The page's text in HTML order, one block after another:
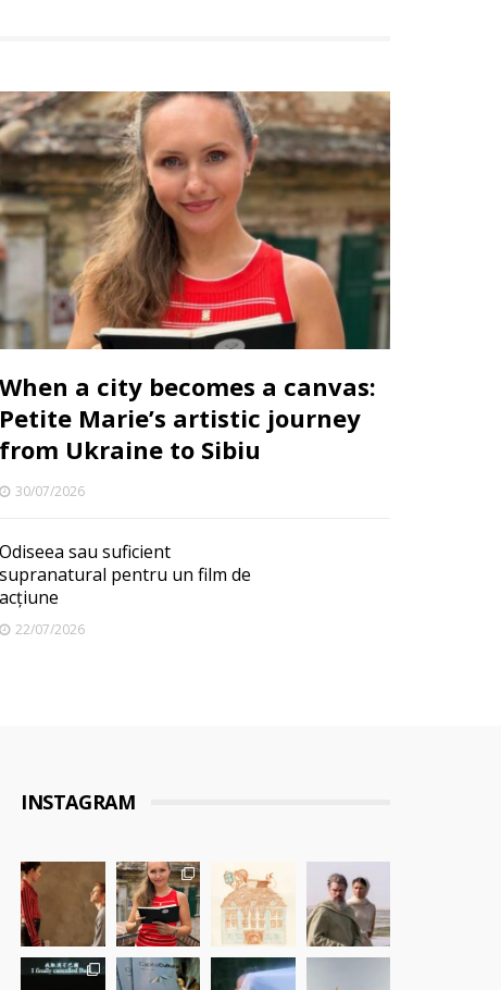
When a city becomes a canvas:
Petite Marie’s artistic journey
from Ukraine to Sibiu
30/07/2026
Odiseea sau suficient
supranatural pentru un film de
acțiune
22/07/2026
INSTAGRAM